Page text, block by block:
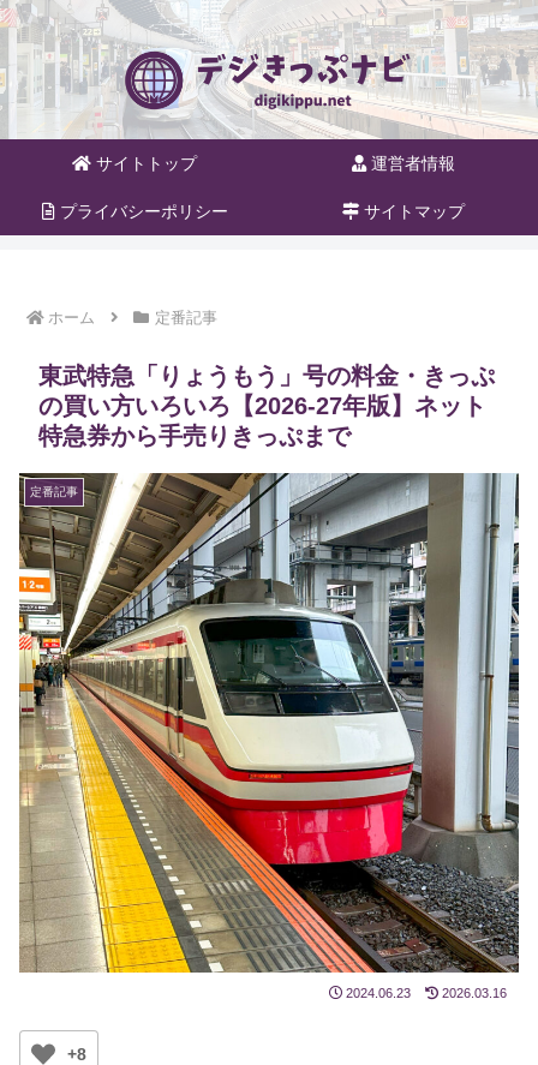
サイトトップ 運営者情報
プライバシーポリシー サイトマップ
ホーム 定番記事
東武特急「りょうもう」号の料金・きっぷ
の買い方いろいろ【2026-27年版】ネット
特急券から手売りきっぷまで
定番記事
2024.06.23 2026.03.16
+8